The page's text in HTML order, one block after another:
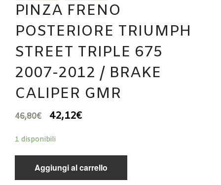
PINZA FRENO
POSTERIORE TRIUMPH
STREET TRIPLE 675
2007-2012 / BRAKE
CALIPER GMR
46,80€ 42,12€
1 disponibili
Aggiungi al carrello